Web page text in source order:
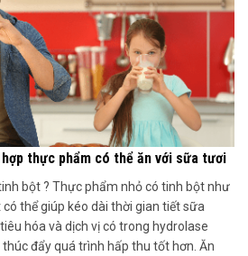
thực phẩm có thể ăn với sữa tươi
bột ? Thực phẩm nhỏ có tinh bột như
thể giúp kéo dài thời gian tiết sữa
hóa và dịch vị có trong hydrolase
đẩy quá trình hấp thu tốt hơn. Ăn